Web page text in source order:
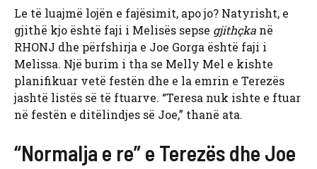
Le të luajmë lojën e fajësimit, apo jo? Natyrisht, e
gjithë kjo është faji i Melisës sepse gjithçka në
RHONJ dhe përfshirja e Joe Gorga është faji i
Melissa. Një burim i tha se Melly Mel e kishte
planifikuar vetë festën dhe e la emrin e Terezës
jashtë listës së të ftuarve. “Teresa nuk ishte e ftuar
në festën e ditëlindjes së Joe,” thanë ata.
“Normalja e re” e Terezës dhe Joe